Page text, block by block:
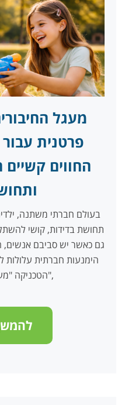
מעגל
פרטנית עבור
החווים
בעולם חברתי משתנה,
תחושת בדידות, קושי
גם כאשר יש סביבם אנשים,
הימנעות חברתית עלולות
הטכניקה "מעגל החיבורים שלי",